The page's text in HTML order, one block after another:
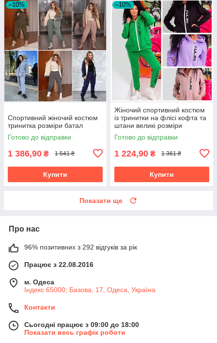
–10%
Спортивний жіночий костюм
тринитка розміри батал
Готово до відправки
1 386,90 ₴ 1 541 ₴
Купити
–10%
Жіночий спортивний костюм
із тринитки на флісі кофта та
штани великі розміри
Готово до відправки
1 224,90 ₴ 1 361 ₴
Купити
Показати ще
Про нас
96% позитивних з 292 відгуків за рік
Працює з 22.08.2016
м. Одеса
Індекс 65000; Базова, 17, Одеса, Україна
Контакти
Сьогодні працює з 09:00 до 18:00
Показати весь графік роботи